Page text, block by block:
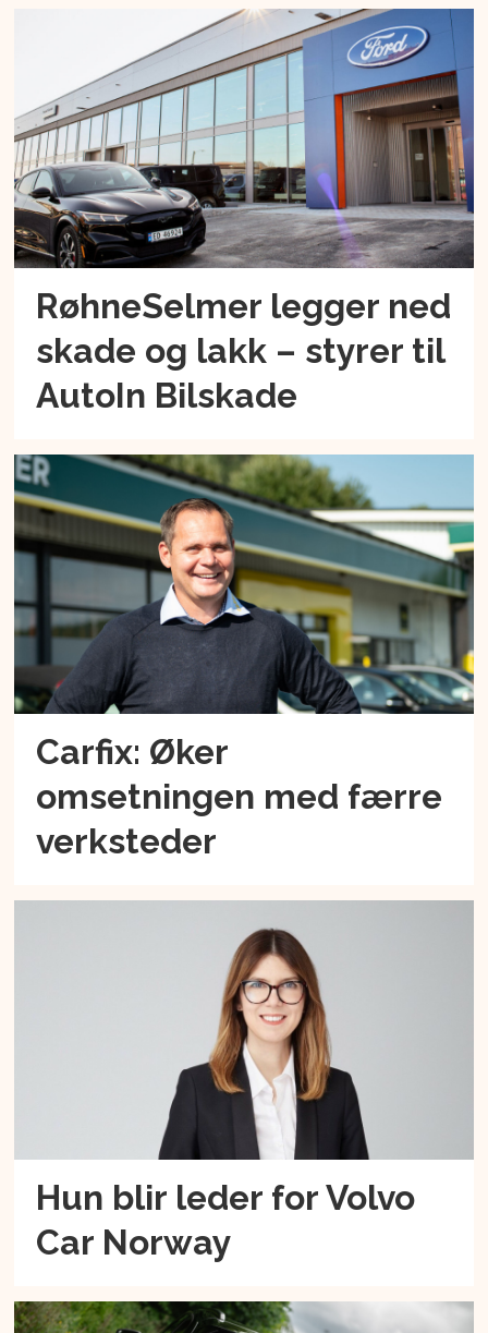
RøhneSelmer legger ned
skade og lakk – styrer til
AutoIn Bilskade
Carfix: Øker
omsetningen med færre
verksteder
Hun blir leder for Volvo
Car Norway